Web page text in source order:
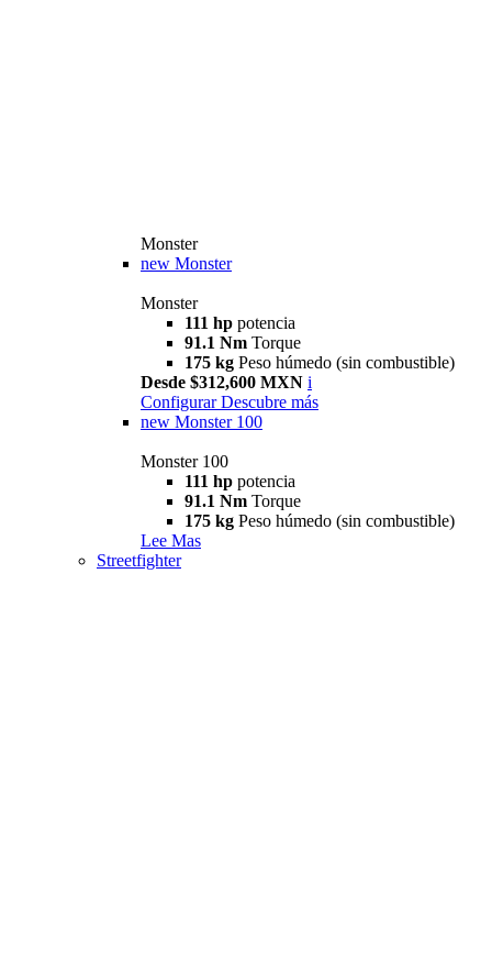
Monster
new Monster
Monster
111 hp potencia
91.1 Nm Torque
175 kg Peso húmedo (sin combustible)
Desde $312,600 MXN i
Configurar Descubre más
new Monster 100
Monster 100
111 hp potencia
91.1 Nm Torque
175 kg Peso húmedo (sin combustible)
Lee Mas
Streetfighter